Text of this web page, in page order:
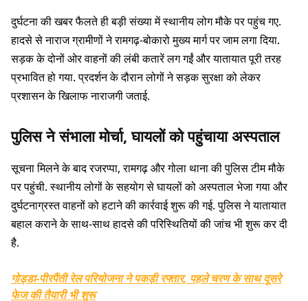
दुर्घटना की खबर फैलते ही बड़ी संख्या में स्थानीय लोग मौके पर पहुंच गए.
हादसे से नाराज ग्रामीणों ने रामगढ़-बोकारो मुख्य मार्ग पर जाम लगा दिया.
सड़क के दोनों ओर वाहनों की लंबी कतारें लग गईं और यातायात पूरी तरह
प्रभावित हो गया. प्रदर्शन के दौरान लोगों ने सड़क सुरक्षा को लेकर
प्रशासन के खिलाफ नाराजगी जताई.
पुलिस ने संभाला मोर्चा, घायलों को पहुंचाया अस्पताल
सूचना मिलने के बाद रजरप्पा, रामगढ़ और गोला थाना की पुलिस टीम मौके
पर पहुंची. स्थानीय लोगों के सहयोग से घायलों को अस्पताल भेजा गया और
दुर्घटनाग्रस्त वाहनों को हटाने की कार्रवाई शुरू की गई. पुलिस ने यातायात
बहाल कराने के साथ-साथ हादसे की परिस्थितियों की जांच भी शुरू कर दी
है.
गोड्डा-पीरपैंती रेल परियोजना ने पकड़ी रफ्तार, पहले चरण के साथ दूसरे
फेज की तैयारी भी शुरू